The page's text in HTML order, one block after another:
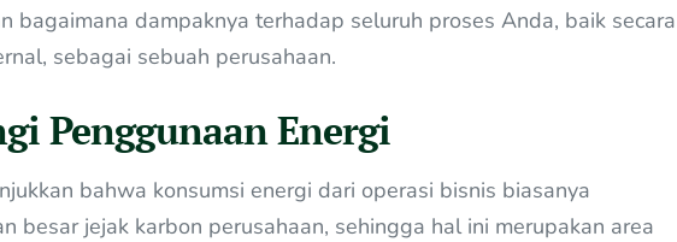
bagaimana dampaknya terhadap seluruh proses Anda, baik secara
sebagai sebuah perusahaan.
Penggunaan Energi
bahwa konsumsi energi dari operasi bisnis biasanya
besar jejak karbon perusahaan, sehingga hal ini merupakan area